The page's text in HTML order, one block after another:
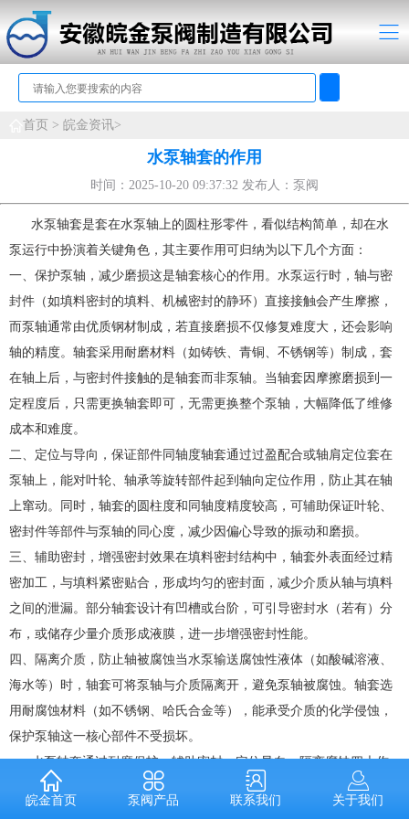
皖金首页 泵阀产品 联系我们 关于我们
首页 > 皖金资讯>
水泵轴套的作用
时间：2025-10-20 09:37:32 发布人：泵阀
水泵轴套是套在水泵轴上的圆柱形零件，看似结构简单，却在水
泵运行中扮演着关键角色，其主要作用可归纳为以下几个方面：
一、保护泵轴，减少磨损这是轴套核心的作用。水泵运行时，轴与密
封件（如填料密封的填料、机械密封的静环）直接接触会产生摩擦，
而泵轴通常由优质钢材制成，若直接磨损不仅修复难度大，还会影响
轴的精度。轴套采用耐磨材料（如铸铁、青铜、不锈钢等）制成，套
在轴上后，与密封件接触的是轴套而非泵轴。当轴套因摩擦磨损到一
定程度后，只需更换轴套即可，无需更换整个泵轴，大幅降低了维修
成本和难度。
二、定位与导向，保证部件同轴度轴套通过过盈配合或轴肩定位套在
泵轴上，能对叶轮、轴承等旋转部件起到轴向定位作用，防止其在轴
上窜动。同时，轴套的圆柱度和同轴度精度较高，可辅助保证叶轮、
密封件等部件与泵轴的同心度，减少因偏心导致的振动和磨损。
三、辅助密封，增强密封效果在填料密封结构中，轴套外表面经过精
密加工，与填料紧密贴合，形成均匀的密封面，减少介质从轴与填料
之间的泄漏。部分轴套设计有凹槽或台阶，可引导密封水（若有）分
布，或储存少量介质形成液膜，进一步增强密封性能。
四、隔离介质，防止轴被腐蚀当水泵输送腐蚀性液体（如酸碱溶液、
海水等）时，轴套可将泵轴与介质隔离开，避免泵轴被腐蚀。轴套选
用耐腐蚀材料（如不锈钢、哈氏合金等），能承受介质的化学侵蚀，
保护泵轴这一核心部件不受损坏。
水泵轴套通过耐磨保护、辅助密封、定位导向、隔离腐蚀四大作
用，间接保障了水泵的稳定运行，延长了泵轴和密封系统的使用寿